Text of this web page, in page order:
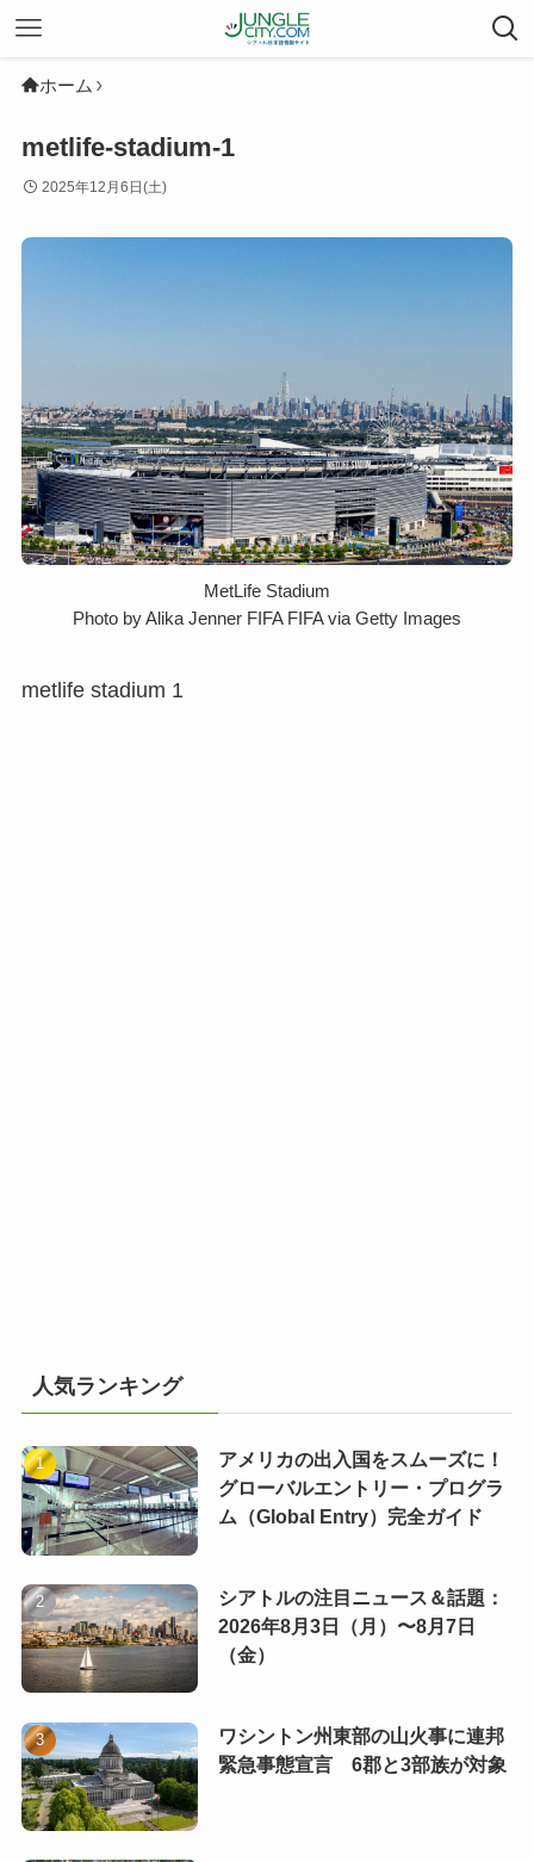
ホーム
metlife-stadium-1
2025年12月6日(土)
MetLife Stadium
Photo by Alika Jenner FIFA FIFA via Getty Images
metlife stadium 1
人気ランキング
アメリカの出入国をスムーズに！
グローバルエントリー・プログラ
ム（Global Entry）完全ガイド
シアトルの注目ニュース＆話題：
2026年8月3日（月）〜8月7日
（金）
ワシントン州東部の山火事に連邦
緊急事態宣言 6郡と3部族が対象